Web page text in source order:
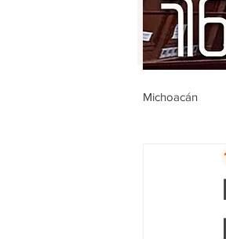
Michoacán
Legislativo